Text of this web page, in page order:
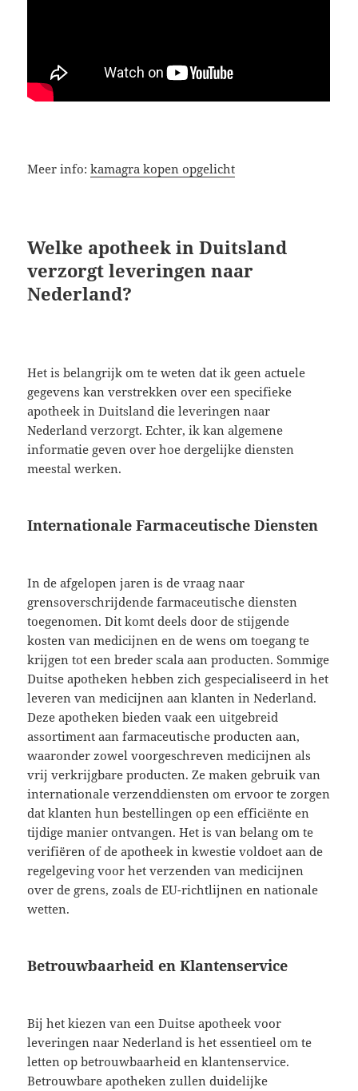
Meer info:kamagra kopen opgelicht
Welke apotheek in Duitsland
verzorgt leveringen naar
Nederland?
Het is belangrijk om te weten dat ik geen actuele
gegevens kan verstrekken over een specifieke
apotheek in Duitsland die leveringen naar
Nederland verzorgt. Echter, ik kan algemene
informatie geven over hoe dergelijke diensten
meestal werken.
Internationale Farmaceutische Diensten
In de afgelopen jaren is de vraag naar
grensoverschrijdende farmaceutische diensten
toegenomen. Dit komt deels door de stijgende
kosten van medicijnen en de wens om toegang te
krijgen tot een breder scala aan producten. Sommige
Duitse apotheken hebben zich gespecialiseerd in het
leveren van medicijnen aan klanten in Nederland.
Deze apotheken bieden vaak een uitgebreid
assortiment aan farmaceutische producten aan,
waaronder zowel voorgeschreven medicijnen als
vrij verkrijgbare producten. Ze maken gebruik van
internationale verzenddiensten om ervoor te zorgen
dat klanten hun bestellingen op een efficiënte en
tijdige manier ontvangen. Het is van belang om te
verifiëren of de apotheek in kwestie voldoet aan de
regelgeving voor het verzenden van medicijnen
over de grens, zoals de EU-richtlijnen en nationale
wetten.
Betrouwbaarheid en Klantenservice
Bij het kiezen van een Duitse apotheek voor
leveringen naar Nederland is het essentieel om te
letten op betrouwbaarheid en klantenservice.
Betrouwbare apotheken zullen duidelijke